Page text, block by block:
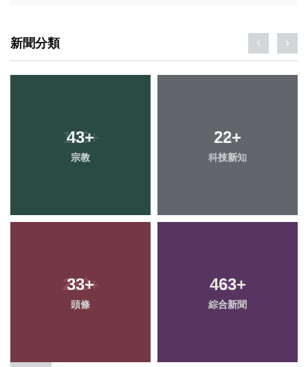
新聞分類
43+
宗教
22+
科技新知
33+
頭條
463+
綜合新聞